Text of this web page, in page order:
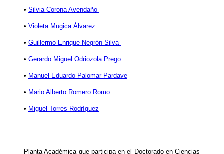
• Silvia Corona Avendaño
• Violeta Mugica Álvarez
• Guillermo Enrique Negrón Silva
• Gerardo Miguel Odriozola Prego
• Manuel Eduardo Palomar Pardave
• Mario Alberto Romero Romo
• Miguel Torres Rodríguez
Planta Académica que participa en el Doctorado en Ciencias